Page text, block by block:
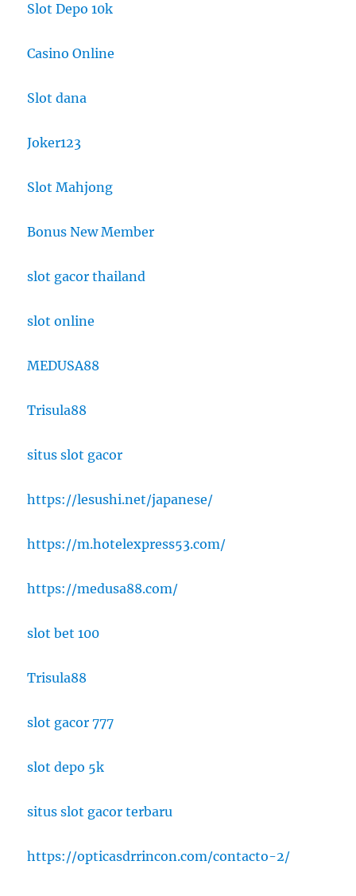
Slot Depo 10k
Casino Online
Slot dana
Joker123
Slot Mahjong
Bonus New Member
slot gacor thailand
slot online
MEDUSA88
Trisula88
situs slot gacor
https://lesushi.net/japanese/
https://m.hotelexpress53.com/
https://medusa88.com/
slot bet 100
Trisula88
slot gacor 777
slot depo 5k
situs slot gacor terbaru
https://opticasdrrincon.com/contacto-2/